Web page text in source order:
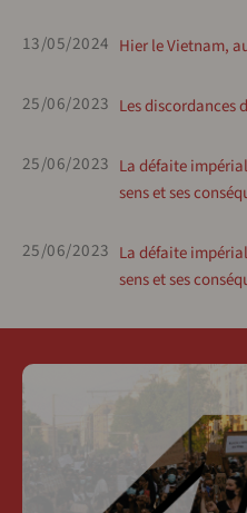
13/05/2024 Hier le Vietnam,
25/06/2023 Les discordances
25/06/2023 La défaite
sens et ses
25/06/2023 La défaite
sens et ses